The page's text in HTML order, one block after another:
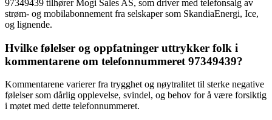
97349439 tilhører Mogi Sales AS, som driver med telefonsalg av
strøm- og mobilabonnement fra selskaper som SkandiaEnergi, Ice,
og lignende.
Hvilke følelser og oppfatninger uttrykker folk i
kommentarene om telefonnummeret 97349439?
Kommentarene varierer fra trygghet og nøytralitet til sterke negative
følelser som dårlig opplevelse, svindel, og behov for å være forsiktig
i møtet med dette telefonnummeret.